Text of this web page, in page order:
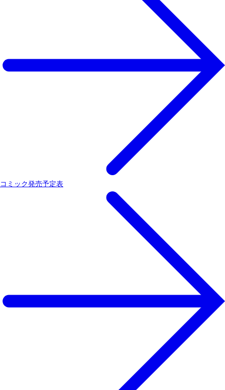
コミック発売予定表